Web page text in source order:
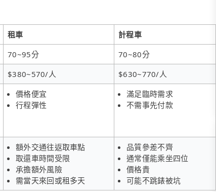
租車
計程車
70~95分
70~80分
$380~570/人
$630~770/人
價格便宜
行程彈性
滿足臨時需求
不需事先付款
額外交通往返取車點
取還車時間受限
承擔額外風險
需當天來回或租多天
品質參差不齊
通常僅能乘坐四位
價格貴
可能不跳錶被坑